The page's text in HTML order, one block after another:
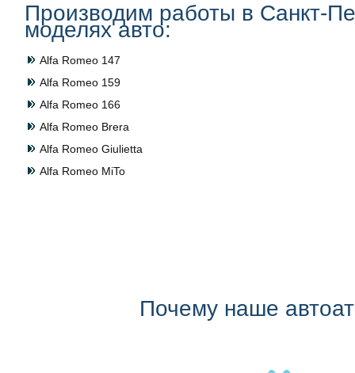
Производим работы в Санкт-
моделях авто:
Alfa Romeo 147
Alfa Romeo 159
Alfa Romeo 166
Alfa Romeo Brera
Alfa Romeo Giulietta
Alfa Romeo MiTo
Почему наше